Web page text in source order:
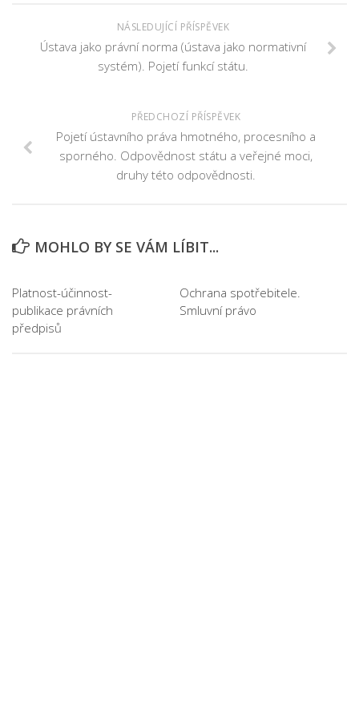
NÁSLEDUJÍCÍ PŘÍSPĚVEK
Ústava jako právní norma (ústava jako normativní
systém). Pojetí funkcí státu.
PŘEDCHOZÍ PŘÍSPĚVEK
Pojetí ústavního práva hmotného, procesního a
sporného. Odpovědnost státu a veřejné moci,
druhy této odpovědnosti.
MOHLO BY SE VÁM LÍBIT...
Platnost-účinnost-
publikace právních
předpisů
Ochrana spotřebitele.
Smluvní právo